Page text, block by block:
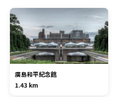
廣島和平紀念館
1.43 km